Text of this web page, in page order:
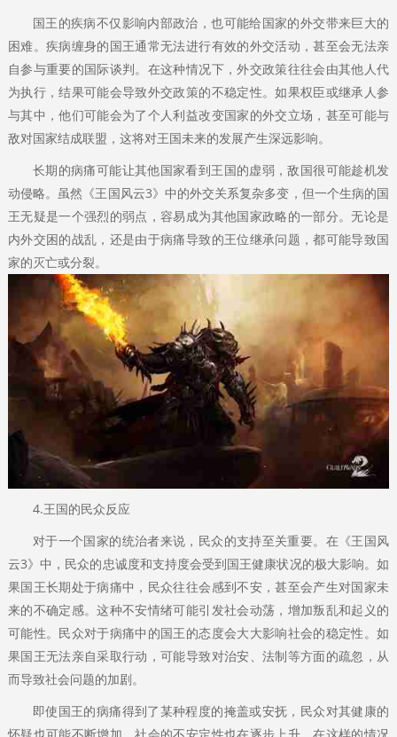
国王的疾病不仅影响内部政治，也可能给国家的外交带来巨大的
困难。疾病缠身的国王通常无法进行有效的外交活动，甚至会无法亲
自参与重要的国际谈判。在这种情况下，外交政策往往会由其他人代
为执行，结果可能会导致外交政策的不稳定性。如果权臣或继承人参
与其中，他们可能会为了个人利益改变国家的外交立场，甚至可能与
敌对国家结成联盟，这将对王国未来的发展产生深远影响。
长期的病痛可能让其他国家看到王国的虚弱，敌国很可能趁机发
动侵略。虽然《王国风云3》中的外交关系复杂多变，但一个生病的国
王无疑是一个强烈的弱点，容易成为其他国家政略的一部分。无论是
内外交困的战乱，还是由于病痛导致的王位继承问题，都可能导致国
家的灭亡或分裂。
4.王国的民众反应
对于一个国家的统治者来说，民众的支持至关重要。在《王国风
云3》中，民众的忠诚度和支持度会受到国王健康状况的极大影响。如
果国王长期处于病痛中，民众往往会感到不安，甚至会产生对国家未
来的不确定感。这种不安情绪可能引发社会动荡，增加叛乱和起义的
可能性。民众对于病痛中的国王的态度会大大影响社会的稳定性。如
果国王无法亲自采取行动，可能导致对治安、法制等方面的疏忽，从
而导致社会问题的加剧。
即使国王的病痛得到了某种程度的掩盖或安抚，民众对其健康的